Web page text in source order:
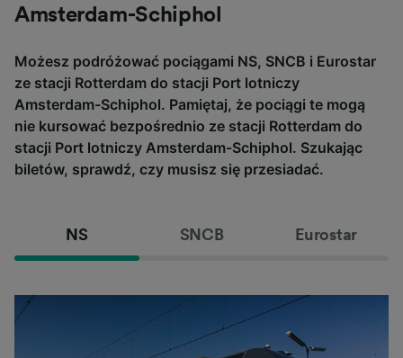
Amsterdam-Schiphol
Możesz podróżować pociągami NS, SNCB i Eurostar
ze stacji Rotterdam do stacji Port lotniczy
Amsterdam-Schiphol. Pamiętaj, że pociągi te mogą
nie kursować bezpośrednio ze stacji Rotterdam do
stacji Port lotniczy Amsterdam-Schiphol. Szukając
biletów, sprawdź, czy musisz się przesiadać.
NS SNCB Eurostar